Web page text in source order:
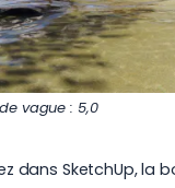
vague : 5,0
dans SketchUp, la